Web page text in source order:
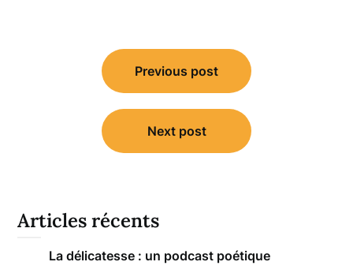
Navigation
Previous post
Next post
Articles récents
La délicatesse : un podcast poétique